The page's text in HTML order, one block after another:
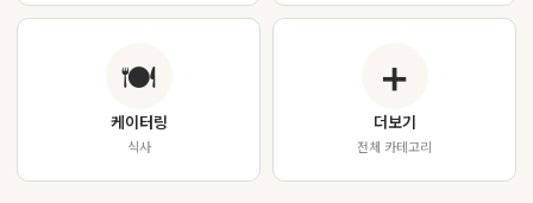
🍽
케이터링
식사
➕
더보기
전체 카테고리